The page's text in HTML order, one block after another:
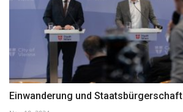
Einwanderung und Staatsbürgerschaft